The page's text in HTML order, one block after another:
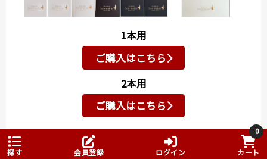
ンク貯蔵庫に戻
始まります。
生かしビオディナ
ミを行う醸造家。
もちろんブドウは
自分の目で栽培家
の元へ確認しに行
1本用
ご購入はこちら
2本用
ご購入はこちら
ワイン用紙袋（1本用） （有料176円）
探す 会員登録 ログイン
0
カート